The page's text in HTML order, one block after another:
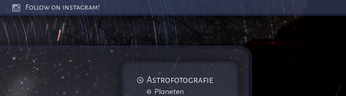
Astrofotografie
Planeten
Follow on instagram!